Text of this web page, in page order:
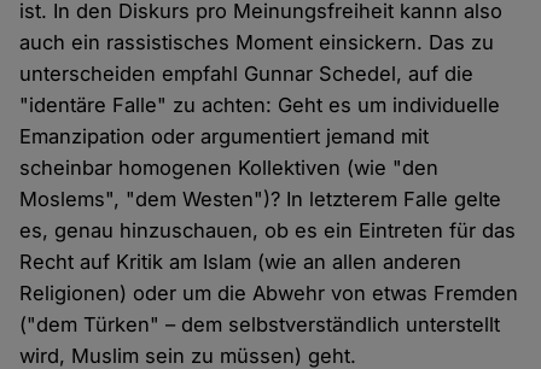
ist. In den Diskurs pro Meinungsfreiheit kannn also
auch ein rassistisches Moment einsickern. Das zu
unterscheiden empfahl Gunnar Schedel, auf die
"identäre Falle" zu achten: Geht es um individuelle
Emanzipation oder argumentiert jemand mit
scheinbar homogenen Kollektiven (wie "den
Moslems", "dem Westen")? In letzterem Falle gelte
es, genau hinzuschauen, ob es ein Eintreten für das
Recht auf Kritik am Islam (wie an allen anderen
Religionen) oder um die Abwehr von etwas Fremden
("dem Türken" – dem selbstverständlich unterstellt
wird, Muslim sein zu müssen) geht.